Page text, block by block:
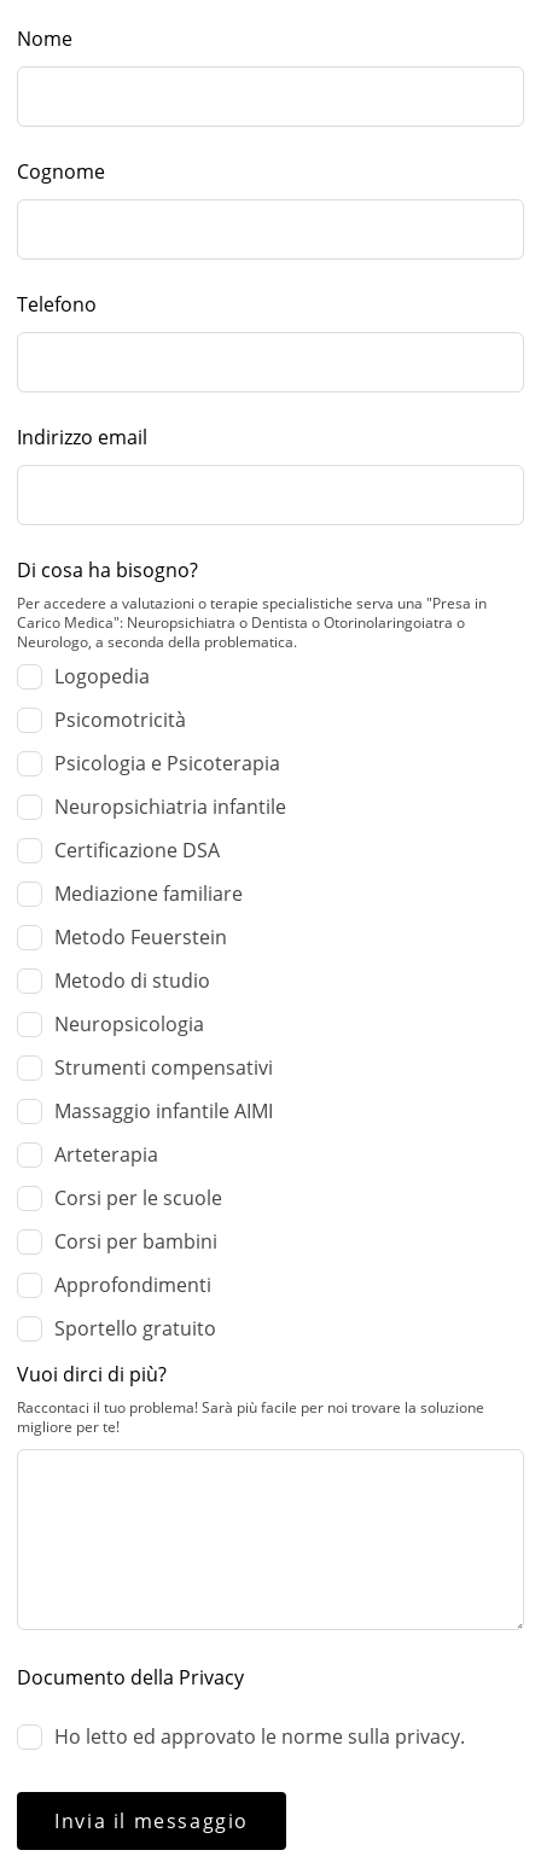
Nome
Cognome
Telefono
Indirizzo email
Di cosa ha bisogno?
Per accedere a valutazioni o terapie specialistiche serva una "Presa in
Carico Medica": Neuropsichiatra o Dentista o Otorinolaringoiatra o
Neurologo, a seconda della problematica.
Logopedia
Psicomotricità
Psicologia e Psicoterapia
Neuropsichiatria infantile
Certificazione DSA
Mediazione familiare
Metodo Feuerstein
Metodo di studio
Neuropsicologia
Strumenti compensativi
Massaggio infantile AIMI
Arteterapia
Corsi per le scuole
Corsi per bambini
Approfondimenti
Sportello gratuito
Vuoi dirci di più?
Raccontaci il tuo problema! Sarà più facile per noi trovare la soluzione
migliore per te!
Documento della Privacy
Ho letto ed approvato le norme sulla privacy.
Invia il messaggio